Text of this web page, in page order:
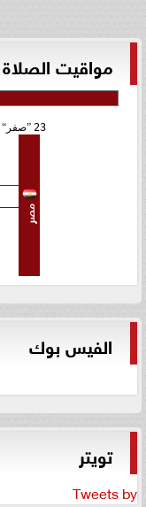
مواقيت الصلاة
23 صفر
مصر
الفيس بوك
تويتر
Tweets by